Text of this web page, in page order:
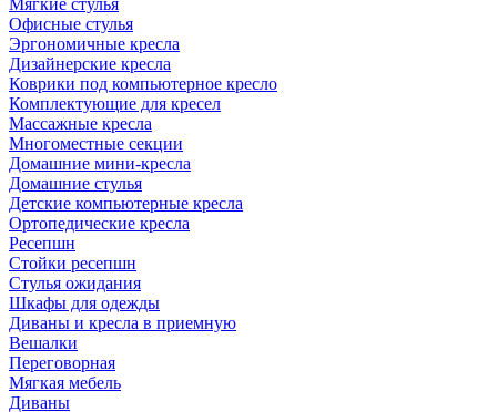
Мягкие стулья
Офисные стулья
Эргономичные кресла
Дизайнерские кресла
Коврики под компьютерное кресло
Комплектующие для кресел
Массажные кресла
Многоместные секции
Домашние мини-кресла
Домашние стулья
Детские компьютерные кресла
Ортопедические кресла
Ресепшн
Стойки ресепшн
Стулья ожидания
Шкафы для одежды
Диваны и кресла в приемную
Вешалки
Переговорная
Мягкая мебель
Диваны